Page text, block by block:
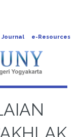
Journal e-Resources